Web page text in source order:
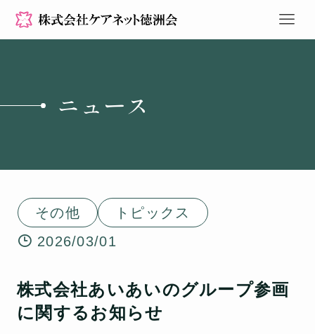
ニュース
その他
トピックス
2026/03/01
株式会社あいあいのグループ参画
に関するお知らせ